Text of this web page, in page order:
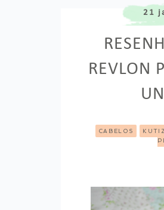
21
REVLON
CABELOS KUTIZ